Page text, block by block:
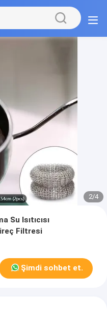
2/4
Su Isıtıcısı
Filtresi
Şimdi sohbet et.